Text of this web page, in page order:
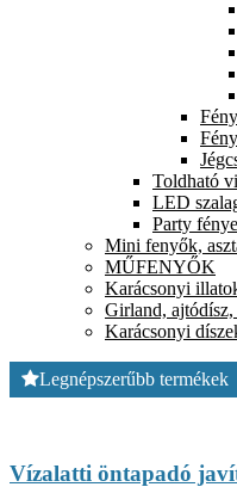
Toldható
LED
Party
Mini fenyők,
MŰFENYŐK
Karácsonyi
Girland, ajtódísz,
Karácsonyi
Legnépszerűbb termékek
Vízalatti öntapadó